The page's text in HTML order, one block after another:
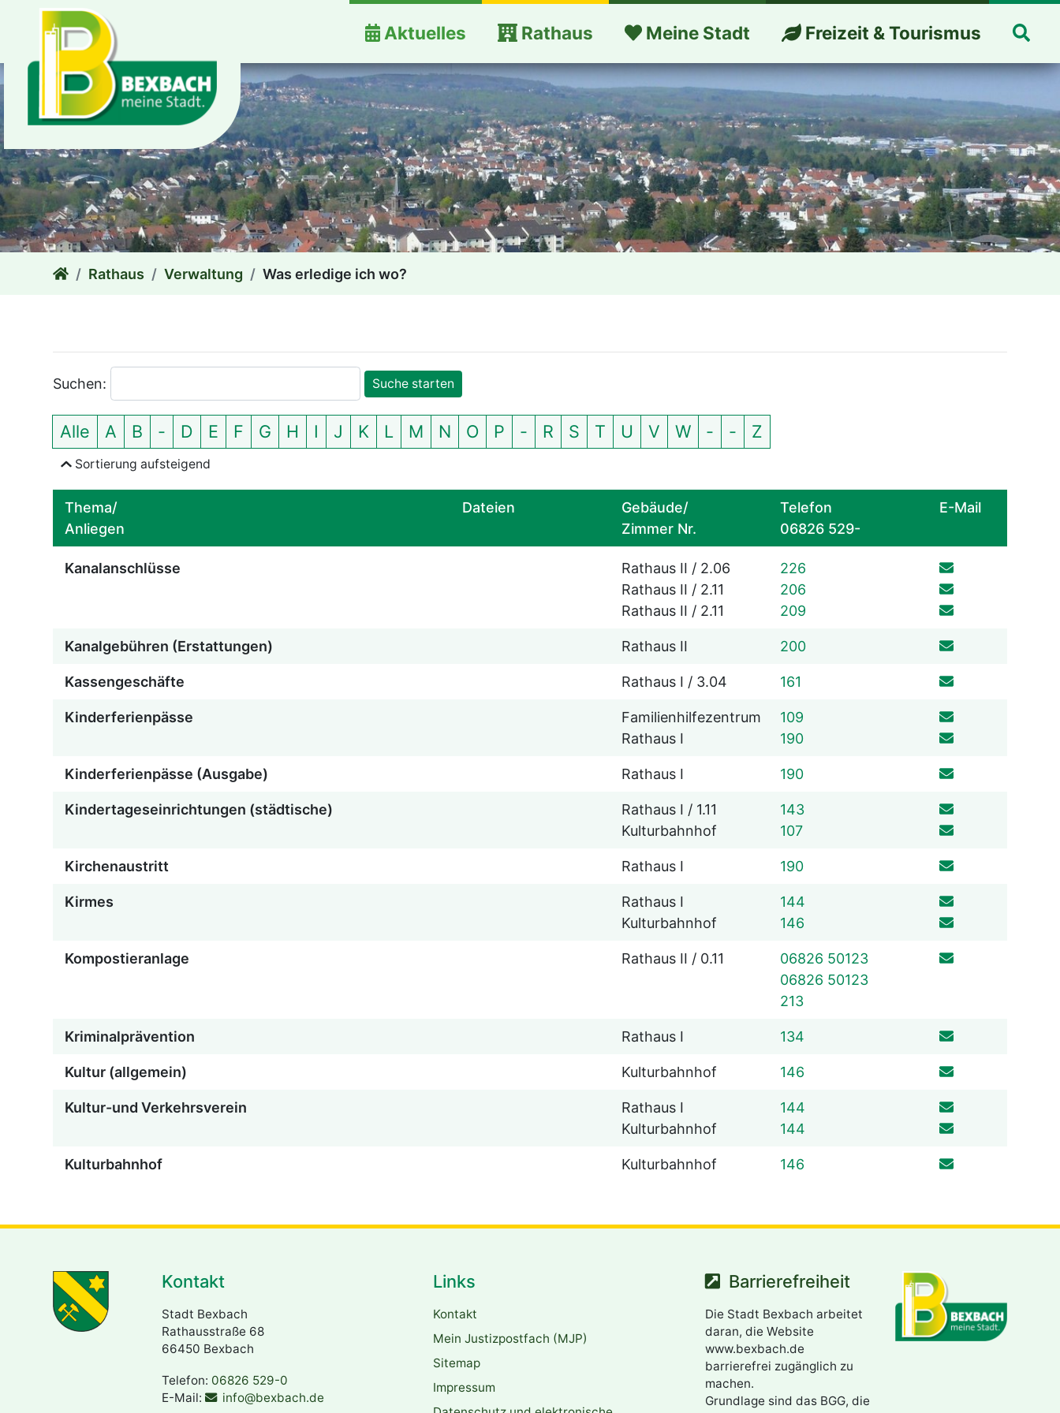
zum Inhalt
Aktuelles Rathaus Meine Stadt Freizeit & Tourismus
Rathaus Verwaltung Was erledige ich wo?
Suchen:
Alle Einträge zeigen
A B - D E F G H I J K L M N O P - R S T U V W - - Z
Sortierungder Themen nach Anfangsbuchstabe
aufsteigend
Thema/
Anliegen
Dateien
Gebäude/
Zimmer Nr.
Telefon
06826 529-
E-Mail
Kanalanschlüsse
Rathaus II / 2.06
Rathaus II / 2.11
Rathaus II / 2.11
06826 529
226
06826 529
206
06826 529
209
Kanalgebühren (Erstattungen) Rathaus II 06826 529
200
Kassengeschäfte Rathaus I / 3.04 06826 529
161
Kinderferienpässe
Familienhilfezentrum
Rathaus I
06826 529
109
06826 529
190
Kinderferienpässe (Ausgabe) Rathaus I 06826 529
190
Kindertageseinrichtungen (städtische)
Rathaus I / 1.11
Kulturbahnhof
06826 529
143
06826 529
107
Kirchenaustritt Rathaus I 06826 529
190
Kirmes
Rathaus I
Kulturbahnhof
06826 529
144
06826 529
146
Kompostieranlage Rathaus II / 0.11
06826 50123
06826 50123
06826 529
213
Kriminalprävention Rathaus I 06826 529
134
Kultur (allgemein) Kulturbahnhof 06826 529
146
Kultur-und Verkehrsverein
Rathaus I
Kulturbahnhof
06826 529
144
06826 529
144
Kulturbahnhof Kulturbahnhof 06826 529
146
Kontakt
Stadt Bexbach
Rathausstraße 68
66450 Bexbach
Telefon: 06826 529-0
E-Mail:
info@bexbach.de
Links
Kontakt
Mein Justizpostfach (MJP)
Sitemap
Impressum
Barrierefreiheit
Die Stadt Bexbach arbeitet
daran, die Website
www.bexbach.de
barrierefrei zugänglich zu
machen.
Grundlage sind das BGG, die